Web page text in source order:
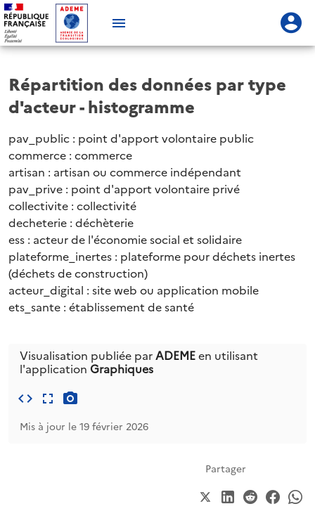
Répartition des données par type
d'acteur - histogramme
pav_public : point d'apport volontaire public
commerce : commerce
artisan : artisan ou commerce indépendant
pav_prive : point d'apport volontaire privé
collectivite : collectivité
decheterie : déchèterie
ess : acteur de l'économie social et solidaire
plateforme_inertes : plateforme pour déchets inertes
(déchets de construction)
acteur_digital : site web ou application mobile
ets_sante : établissement de santé
Visualisation publiée parADEMEen utilisant
l'application Graphiques
Mis à jour le 19 février 2026
Partager